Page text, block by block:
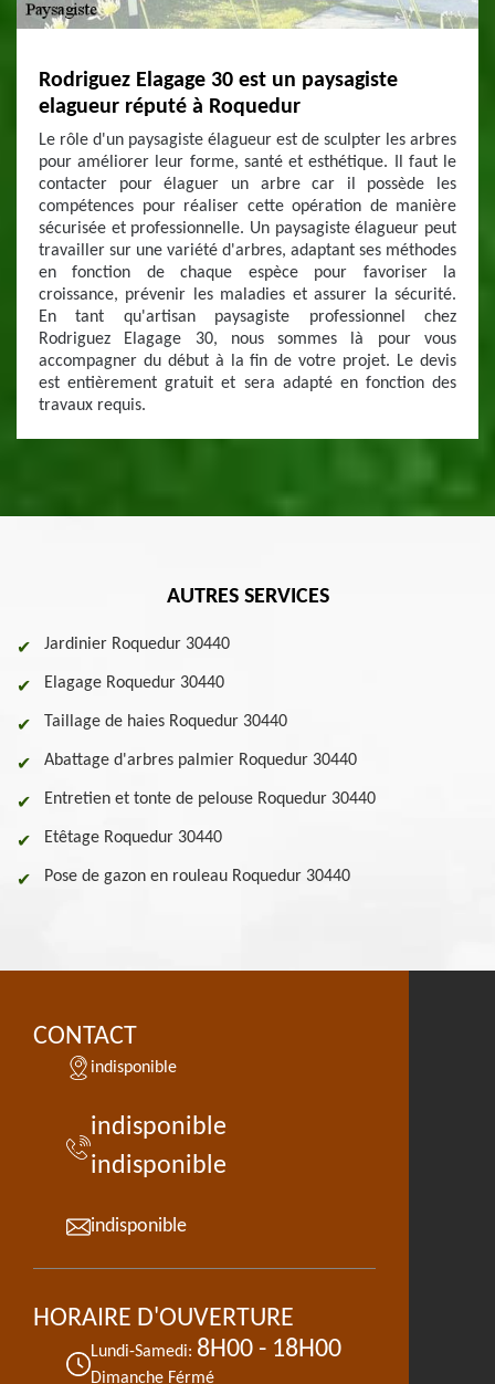
Rodriguez Elagage 30 est un paysagiste
elagueur réputé à Roquedur
Le rôle d'un paysagiste élagueur est de sculpter les arbres
pour améliorer leur forme, santé et esthétique. Il faut le
contacter pour élaguer un arbre car il possède les
compétences pour réaliser cette opération de manière
sécurisée et professionnelle. Un paysagiste élagueur peut
travailler sur une variété d'arbres, adaptant ses méthodes
en fonction de chaque espèce pour favoriser la
croissance, prévenir les maladies et assurer la sécurité.
En tant qu'artisan paysagiste professionnel chez
Rodriguez Elagage 30, nous sommes là pour vous
accompagner du début à la fin de votre projet. Le devis
est entièrement gratuit et sera adapté en fonction des
travaux requis.
AUTRES SERVICES
Jardinier Roquedur 30440
Elagage Roquedur 30440
Taillage de haies Roquedur 30440
Abattage d'arbres palmier Roquedur 30440
Entretien et tonte de pelouse Roquedur 30440
Etêtage Roquedur 30440
Pose de gazon en rouleau Roquedur 30440
CONTACT
indisponible
indisponible
indisponible
indisponible
HORAIRE D'OUVERTURE
Lundi-Samedi: 8H00 - 18H00
Dimanche Férmé